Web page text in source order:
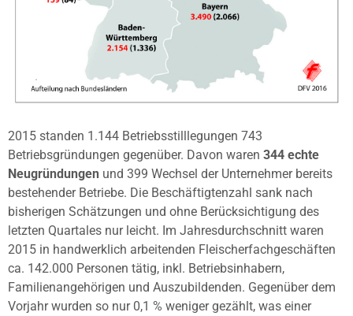
2015 standen 1.144 Betriebsstilllegungen 743
Betriebsgründungen gegenüber. Davon waren 344 echte
Neugründungen und 399 Wechsel der Unternehmer bereits
bestehender Betriebe. Die Beschäftigtenzahl sank nach
bisherigen Schätzungen und ohne Berücksichtigung des
letzten Quartales nur leicht. Im Jahresdurchschnitt waren
2015 in handwerklich arbeitenden Fleischerfachgeschäften
ca. 142.000 Personen tätig, inkl. Betriebsinhabern,
Familienangehörigen und Auszubildenden. Gegenüber dem
Vorjahr wurden so nur 0,1 % weniger gezählt, was einer